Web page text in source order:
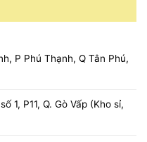
P Phú Thạnh, Q Tân Phú,
1, P11, Q. Gò Vấp (Kho sỉ,